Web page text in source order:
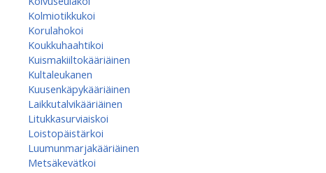
Kolmiotikkukoi
Korulahokoi
Koukkuhaahtikoi
Kuismakiiltokääriäinen
Kultaleukanen
Kuusenkäpykääriäinen
Laikkutalvikääriäinen
Litukkasurviaiskoi
Loistopäistärkoi
Luumunmarjakääriäinen
Metsäkevätkoi